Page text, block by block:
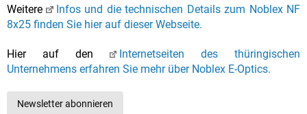
Weitere
Infos und die technischen Details zum Noblex NF
8x25 finden Sie hier auf dieser Webseite.
Hier auf den
Internetseiten des thüringischen
Unternehmens erfahren Sie mehr über Noblex E-Optics.
Newsletter abonnieren